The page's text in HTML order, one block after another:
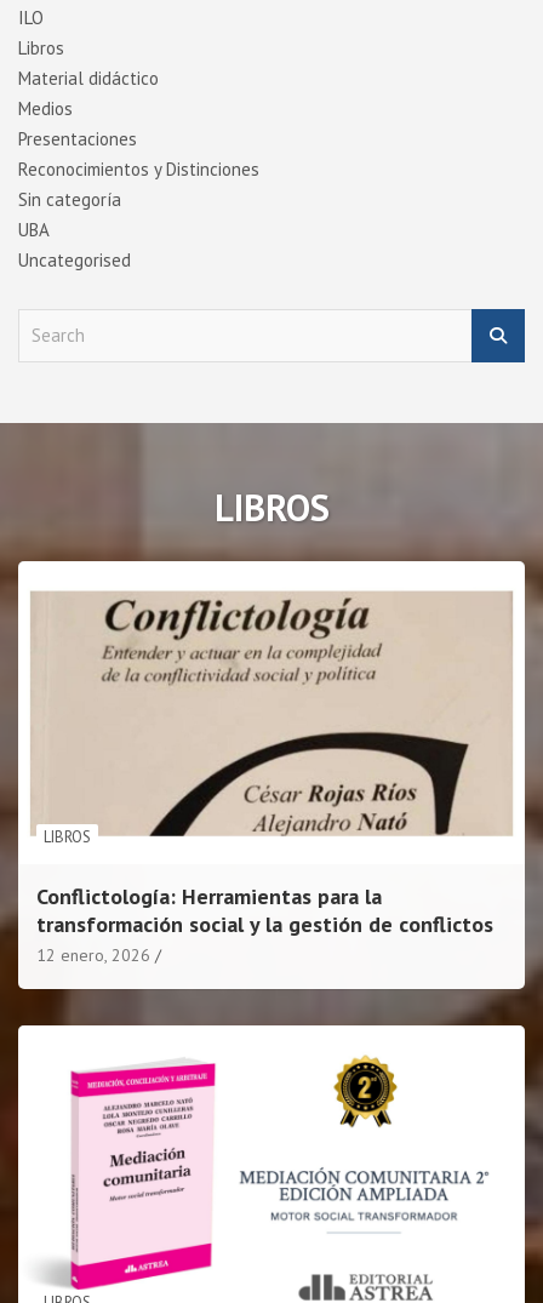
ILO
Libros
Material didáctico
Medios
Presentaciones
Reconocimientos y Distinciones
Sin categoría
UBA
Uncategorised
c
LIBROS
LIBROS
Conflictología: Herramientas para la
transformación social y la gestión de conflictos
12 enero, 2026